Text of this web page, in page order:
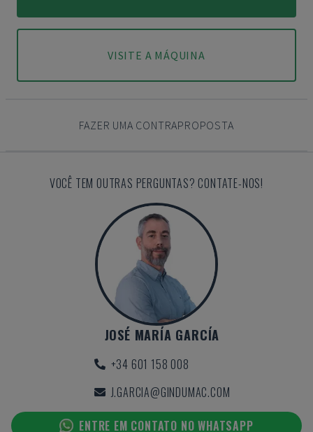
VISITE A MÁQUINA
FAZER UMA CONTRAPROPOSTA
VOCÊ TEM OUTRAS PERGUNTAS? CONTATE-NOS!
JOSÉ MARÍA GARCÍA
+34 601 158 008
J.GARCIA@GINDUMAC.COM
ENTRE EM CONTATO NO WHATSAPP